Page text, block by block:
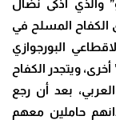
والذي اذكى نضال
الكفاح المسلح في
البورجوازي
ويتجدر الكفاح
بعد أن رجع
حاملين معهم